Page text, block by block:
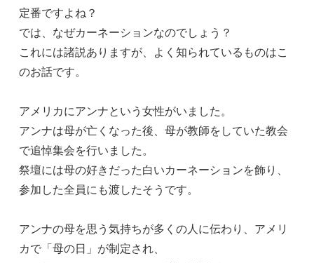
定番ですよね？
では、なぜカーネーションなのでしょう？
これには諸説ありますが、よく知られているものはこ
のお話です。
アメリカにアンナという女性がいました。
アンナは母が亡くなった後、母が教師をしていた教会
で追悼集会を行いました。
祭壇には母の好きだった白いカーネーションを飾り、
参加した全員にも渡したそうです。
アンナの母を思う気持ちが多くの人に伝わり、アメリ
カで「母の日」が制定され、